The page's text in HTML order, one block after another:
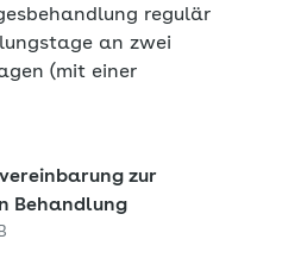
regulär
an zwei
(mit einer
zur
Behandlung